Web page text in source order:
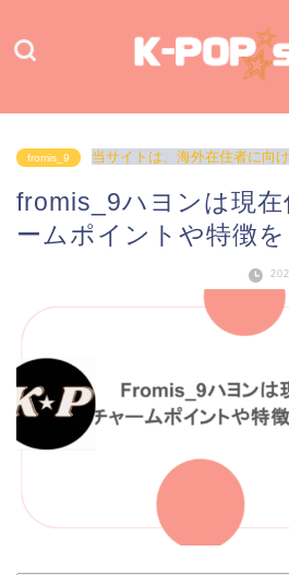
fromis_9 当サイトは、海外在住者に向
fromis_9ハヨンは現在
ームポイントや特徴